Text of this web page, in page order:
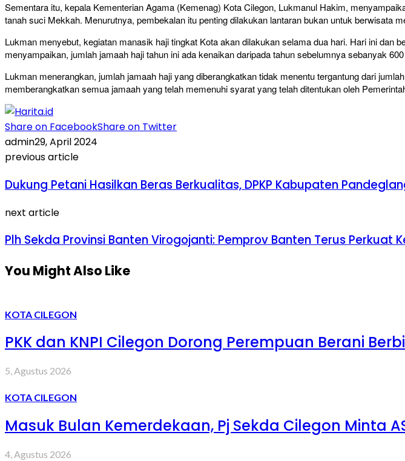
Sementara itu, kepala Kementerian Agama (Kemenag) Kota Cilegon, Lukmanul Hakim,
tanah suci Mekkah. Menurutnya, pembekalan itu penting dilakukan lantaran bukan untuk berwisata
Lukman menyebut, kegiatan manasik haji tingkat Kota akan dilakukan selama dua hari. Hari ini
menyampaikan, jumlah jamaah haji tahun ini ada kenaikan daripada tahun sebelumnya sebanyak
Lukman menerangkan, jumlah jamaah haji yang diberangkatkan tidak menentu tergantung dari
memberangkatkan semua jamaah yang telah memenuhi syarat yang telah ditentukan oleh
Share on FacebookShare on Twitter
admin29, April 2024
previous article
Dukung Petani Hasilkan Beras Berkualitas, DPKP Kabupaten
next article
Plh Sekda Provinsi Banten Virogojanti: Pemprov Banten Terus Perkuat
You Might Also Like
KOTA CILEGON
PKK dan KNPI Cilegon Dorong Perempuan Berani
5, Agustus 2026
KOTA CILEGON
Masuk Bulan Kemerdekaan, Pj Sekda Cilegon Minta
4, Agustus 2026